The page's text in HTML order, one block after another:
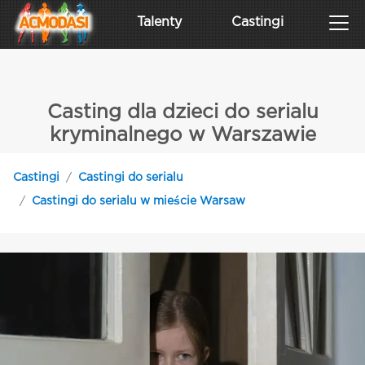
Talenty Castingi
Casting dla dzieci do serialu
kryminalnego w Warszawie
Castingi Castingi do serialu
Castingi do serialu w mieście Warsaw